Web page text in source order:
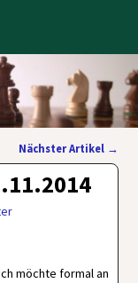
Nächster Artikel →
möchte formal an